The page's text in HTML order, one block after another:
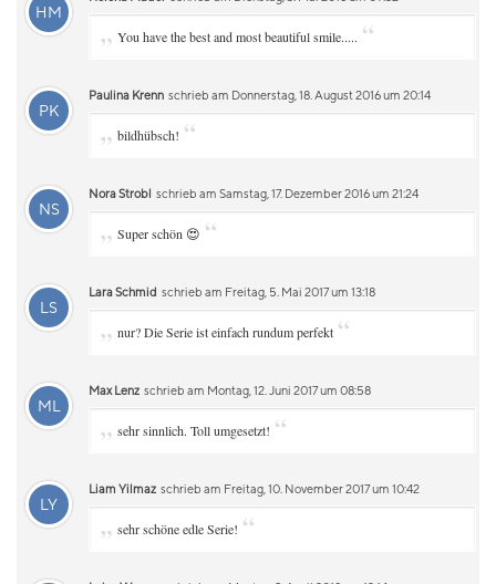
HM
„ You have the best and most beautiful smile..... “
PK
Paulina Krenn schrieb am Donnerstag, 18. August 2016 um 20:14
„ bildhübsch! “
NS
Nora Strobl schrieb am Samstag, 17. Dezember 2016 um 21:24
„ Super schön 😍 “
LS
Lara Schmid schrieb am Freitag, 5. Mai 2017 um 13:18
„ nur? Die Serie ist einfach rundum perfekt “
ML
Max Lenz schrieb am Montag, 12. Juni 2017 um 08:58
„ sehr sinnlich. Toll umgesetzt! “
LY
Liam Yilmaz schrieb am Freitag, 10. November 2017 um 10:42
„ sehr schöne edle Serie! “